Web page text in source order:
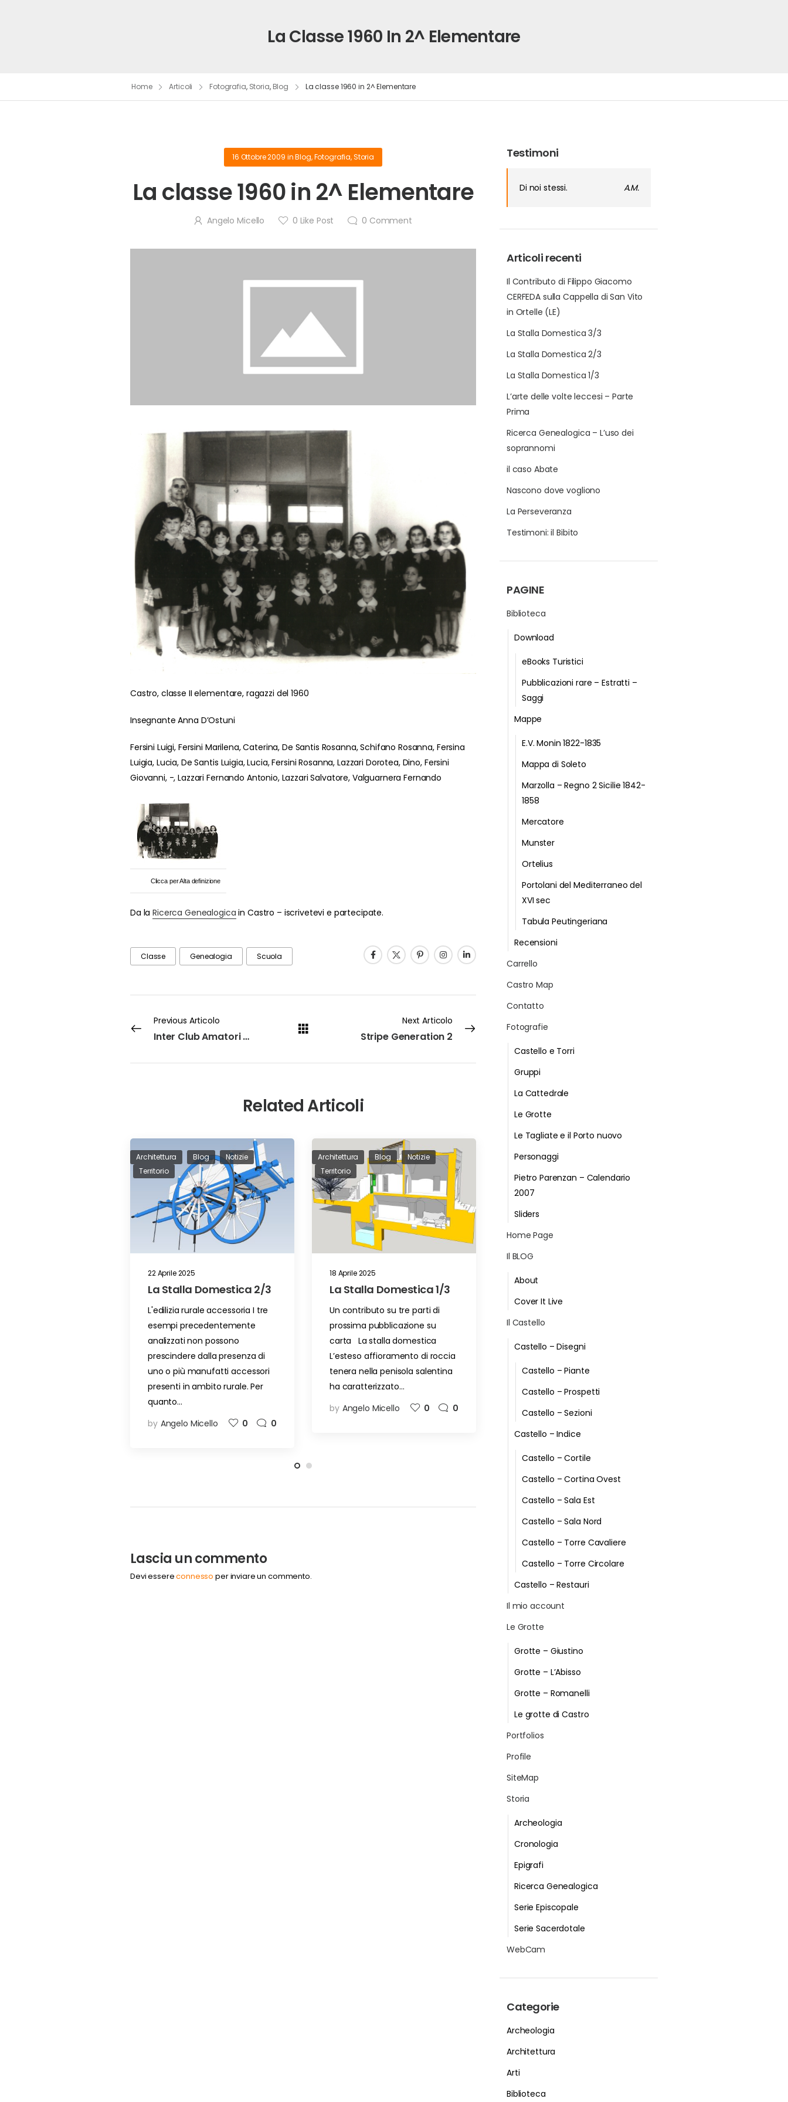
La Classe 1960 In 2^ Elementare
Home Articoli Fotografia, Storia, Blog La classe 1960 in 2^ Elementare
Testimoni
Di noi stessi. A.M.
Articoli recenti
Il Contributo di Filippo Giacomo
CERFEDA sulla Cappella di San Vito
in Ortelle (LE)
La Stalla Domestica 3/3
La Stalla Domestica 2/3
La Stalla Domestica 1/3
L’arte delle volte leccesi – Parte
Prima
Ricerca Genealogica – L’uso dei
soprannomi
il caso Abate
Nascono dove vogliono
La Perseveranza
Testimoni: il Bibito
PAGINE
Biblioteca
Download
eBooks Turistici
Pubblicazioni rare – Estratti –
Saggi
Mappe
E.V. Monin 1822-1835
Mappa di Soleto
Marzolla – Regno 2 Sicilie 1842-
1858
Mercatore
Munster
Ortelius
Portolani del Mediterraneo del
XVI sec
Tabula Peutingeriana
Recensioni
Carrello
Castro Map
Contatto
Fotografie
Castello e Torri
Gruppi
La Cattedrale
Le Grotte
Le Tagliate e il Porto nuovo
Personaggi
Pietro Parenzan – Calendario
2007
Sliders
Home Page
Il BLOG
About
Cover It Live
Il Castello
Castello – Disegni
Castello – Piante
Castello – Prospetti
Castello – Sezioni
Castello – Indice
Castello – Cortile
Castello – Cortina Ovest
Castello – Sala Est
Castello – Sala Nord
Castello – Torre Cavaliere
Castello – Torre Circolare
Castello – Restauri
Il mio account
Le Grotte
Grotte – Giustino
Grotte – L’Abisso
Grotte – Romanelli
Le grotte di Castro
Portfolios
Profile
SiteMap
Storia
Archeologia
Cronologia
Epigrafi
Ricerca Genealogica
Serie Episcopale
Serie Sacerdotale
WebCam
Categorie
Archeologia
Architettura
Arti
Biblioteca
16 Ottobre 2009 inBlog,Fotografia,Storia
La classe 1960 in 2^ Elementare
Angelo Micello 0 Like Post 0 Comment
Castro, classe II elementare, ragazzi del 1960
Insegnante Anna D’Ostuni
Fersini Luigi, Fersini Marilena, Caterina, De Santis Rosanna, Schifano Rosanna, Fersina
Luigia, Lucia, De Santis Luigia, Lucia, Fersini Rosanna, Lazzari Dorotea, Dino, Fersini
Giovanni, -, Lazzari Fernando Antonio, Lazzari Salvatore, Valguarnera Fernando
Clicca per Alta definizione
Da laRicerca Genealogica in Castro – iscrivetevi e partecipate.
Classe Genealogia Scuola
Previous Articolo
Inter Club Amatori Castro al debutto
Next Articolo
Stripe Generation 2
Related Articoli
22 Aprile 2025
Architettura Blog
Notizie
Territorio
La Stalla Domestica 2/3
L'edilizia rurale accessoria I tre
esempi precedentemente
analizzati non possono
prescindere dalla presenza di
uno o più manufatti accessori
presenti in ambito rurale. Per
quanto…
by Angelo Micello 0 0
18 Aprile 2025
Architettura Blog
Notizie
Territorio
La Stalla Domestica 1/3
Un contributo su tre parti di
prossima pubblicazione su
carta La stalla domestica
L’esteso affioramento di roccia
tenera nella penisola salentina
ha caratterizzato…
by Angelo Micello 0 0
Lascia un commento
Devi essereconnesso per inviare un commento.